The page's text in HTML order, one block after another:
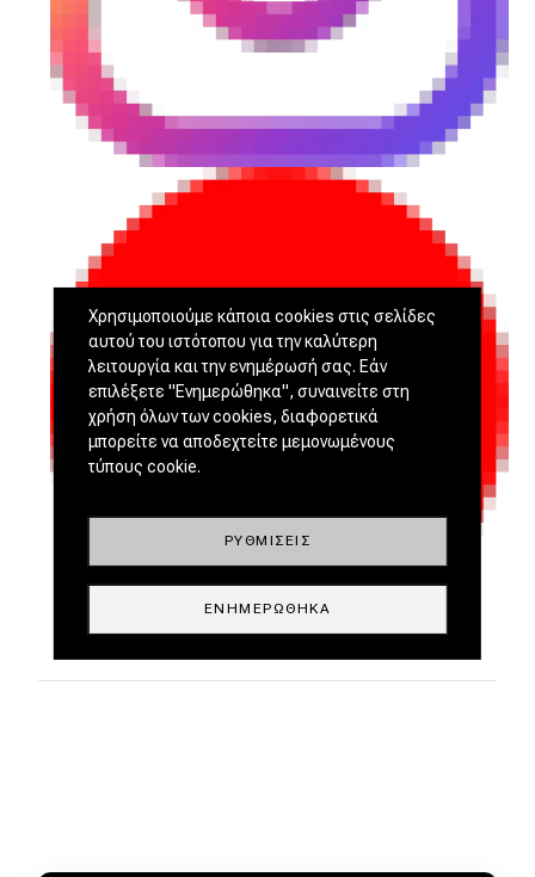
Χρησιμοποιούμε κάποια cookies στις σελίδες
αυτού του ιστότοπου για την καλύτερη
λειτουργία και την ενημέρωσή σας. Εάν
επιλέξετε "Ενημερώθηκα", συναινείτε στη
χρήση όλων των cookies, διαφορετικά
μπορείτε να αποδεχτείτε μεμονωμένους
τύπους cookie.
ΡΥΘΜΊΣΕΙΣ
ΕΝΗΜΕΡΏΘΗΚΑ